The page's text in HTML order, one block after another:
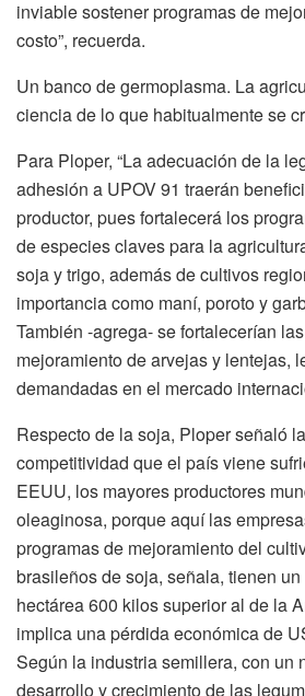
inviable sostener programas de
costo”, recuerda.
Un banco de germoplasma. La
ciencia de lo que habitualmente se
Para Ploper, “La adecuación de la
adhesión a UPOV 91 traerán
productor, pues fortalecerá los
de especies claves para la
soja y trigo, además de cultivos
importancia como maní, poroto y
También -agrega- se fortalecerían
mejoramiento de arvejas y lentejas,
demandadas en el mercado
Respecto de la soja, Ploper señaló
competitividad que el país viene
EEUU, los mayores productores
oleaginosa, porque aquí las
programas de mejoramiento del
brasileños de soja, señala, tienen
hectárea 600 kilos superior al de la
implica una pérdida económica de
Según la industria semillera, con un
desarrollo y crecimiento de las